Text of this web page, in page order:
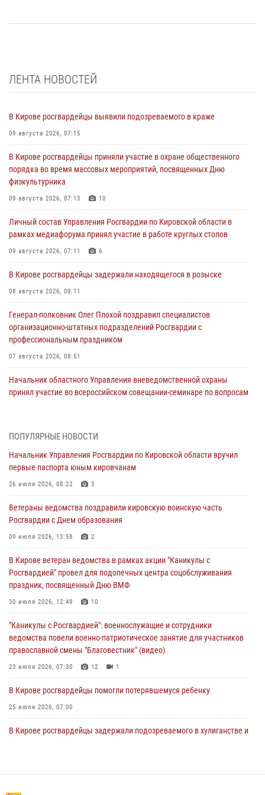
ЛЕНТА НОВОСТЕЙ
В Кирове росгвардейцы выявили подозреваемого в краже
09 августа 2026, 07:15
В Кирове росгвардейцы приняли участие в охране общественного
порядка во время массовых мероприятий, посвященных Дню
физкультурника
09 августа 2026, 07:13 10
Личный состав Управления Росгвардии по Кировской области в
рамках медиафорума принял участие в работе круглых столов
09 августа 2026, 07:11 6
В Кирове росгвардейцы задержали находящегося в розыске
08 августа 2026, 09:11
Генерал-полковник Олег Плохой поздравил специалистов
организационно-штатных подразделений Росгвардии с
профессиональным праздником
07 августа 2026, 08:51
Начальник областного Управления вневедомственной охраны
принял участие во всероссийском совещании-семинаре по вопросам
инструмента
07 августа 2026, 08:39
хулиганстве
06 августа 2026, 07:00
почетные знаки и грамоты росгвардейцам (видео)
05 августа 2026, 11:00
В Кирове росгвардейцы задержали подозреваемую в сбыте
04 августа 2026, 09:30
ПОПУЛЯРНЫЕ НОВОСТИ
Начальник Управления Росгвардии по Кировской области вручил
первые паспорта юным кировчанам
26 июля 2026, 08:22 3
Ветераны ведомства поздравили кировскую воинскую часть
Росгвардии с Днем образования
09 июля 2026, 13:58 2
В Кирове ветеран ведомства в рамках акции "Каникулы с
Росгвардией" провел для подопечных центра соцобслуживания
праздник, посвященный Дню ВМФ
30 июля 2026, 12:49 10
"Каникулы с Росгвардией": военнослужащие и сотрудники
ведомства повели военно-патриотическое занятие для участников
православной смены "Благовестник" (видео)
23 июля 2026, 07:30 12 1
В Кирове росгвардейцы помогли потерявшемуся ребенку
25 июля 2026, 07:00
В Кирове росгвардейцы задержали подозреваемого в хулиганстве и